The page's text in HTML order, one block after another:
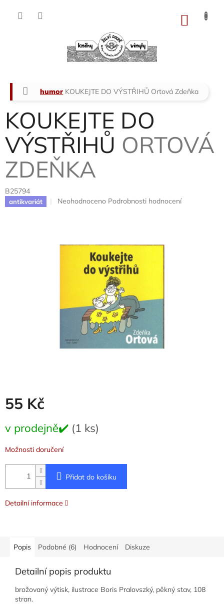
Domů
humor KOUKEJTE DO VÝSTŘIHŮ Ortová Zdeňka
KOUKEJTE DO
VÝSTŘIHŮ ORTOVÁ
ZDEŇKA
B25794
antikvariát
Průměrné
z
hvězdiček.
Neohodnoceno Podrobnosti hodnocení
55 Kč
cena:
v prodejně✔️ (1 ks)
Možnosti doručení
Přidat do košíku
Detailní informace
Popis Podobné (6) Hodnocení Diskuze
Detailní popis produktu
brožovaný výtisk, ilustrace Boris Pralovszký, pěkný stav, 108
stran.